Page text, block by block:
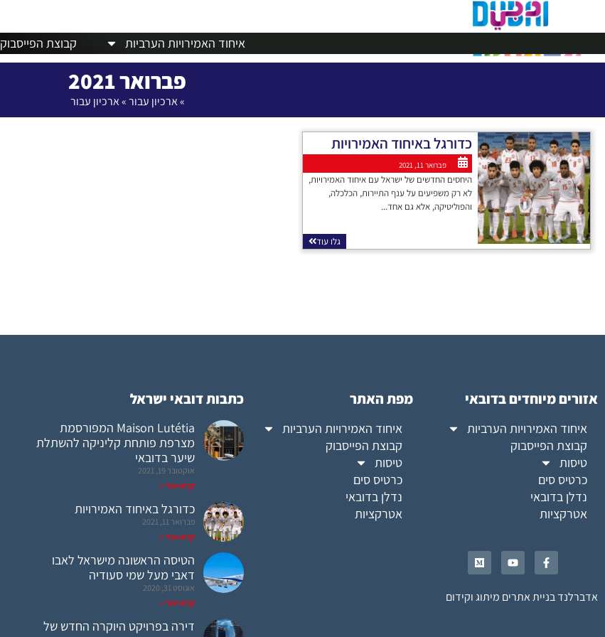
איחוד האמירויות הערביות
קבוצת הפייסבוק
פברואר 2021
»ארכיון עבור»ארכיון עבור
כדורגל באיחוד האמירויות
פברואר 11, 2021
היחסים החדשים של ישראל עם איחוד האמירויות,
לא רק משפיעים על ענף התיירות, הכלכלה,
והפוליטיקה, אלא גם אחד...
גלו עוד
אזורים מיוחדים בדובאי
איחוד האמירויות הערביות
קבוצת הפייסבוק
טיסות
כרטיס סים
נדלן בדובאי
אטרקציות
אדברלנד בניית אתרים מיתוג וקידום
מפת האתר
איחוד האמירויות הערביות
קבוצת הפייסבוק
טיסות
כרטיס סים
נדלן בדובאי
אטרקציות
כתבות דובאי ישראל
Maison Lutétia המפורסמת
מצרפת פותחת קליניקה להשתלת
שיער בדובאי
אוקטובר 19, 2021
קראו עוד »
כדורגל באיחוד האמירויות
פברואר 11, 2021
קראו עוד »
הטיסה הראשונה מישראל לאבו
דאבי מעל שמי סעודיה
אוגוסט 31, 2020
קראו עוד »
דירה בפרויקט היוקרה החדש של